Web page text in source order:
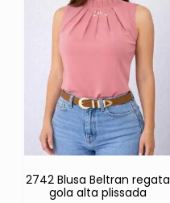
2742 Blusa Beltran regata
gola alta plissada